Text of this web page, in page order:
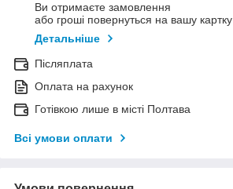
Ви отримаєте замовлення
або гроші повернуться на вашу картку
Детальніше
Післяплата
Оплата на рахунок
Готівкою лише в місті Полтава
Всі умови оплати